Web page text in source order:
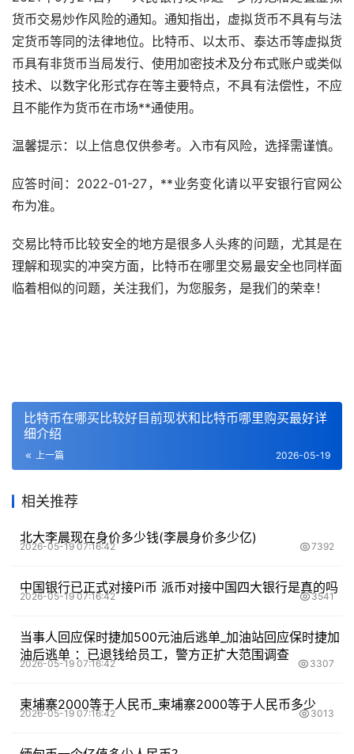
货币交易炒作风险的通知。通知指出，虚拟货币不具有与法
定货币等同的法律地位。比特币、以太币、泰达币等虚拟货
币具有非货币当局发行、使用加密技术及分布式账户或类似
技术、以数字化形式存在等主要特点，不具有法偿性，不应
且不能作为货币在市场**通使用。
温馨提示：以上信息仅供参考。入市有风险，选择需谨慎。
应答时间：2022-01-27，**业务变化请以平安银行官网公
布为准。
交易比特币比较安全的地方是很多人头疼的问题，尤其是在
理解和现实的冲突方面，比特币在哪里交易最安全也同样面
临着相似的问题，关注我们，为您服务，是我们的荣幸！
比特币在哪买比较好目前现状和比特币哪里购买最好详
细介绍
上一篇 2026-05-19
相关推荐
北大李晨现在身价多少钱(李晨身价多少亿)
2026-05-19 07:16:42 7392
中国银行已正式对接Pi币 派币对接中国四大银行是真的吗
2026-05-19 07:16:42 3541
当事人回应保时捷加500元油后逃单_加油站回应保时捷加
油后逃单 ：已退钱给员工，警方正扩大范围调查
2026-05-19 07:16:42 3307
柬埔寨2000等于人民币_柬埔寨2000等于人民币多少
2026-05-19 07:16:42 3013